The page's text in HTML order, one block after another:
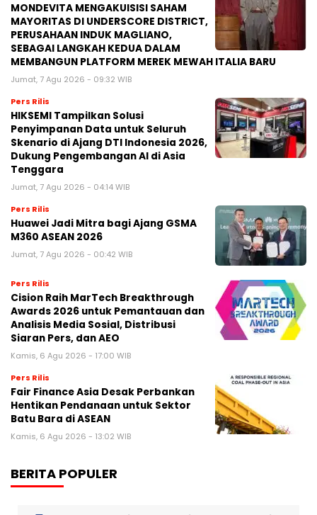
MONDEVITA MENGAKUISISI SAHAM
MAYORITAS DI UNDERSCORE DISTRICT,
PERUSAHAAN INDUK MAGLIANO,
SEBAGAI LANGKAH KEDUA DALAM
MEMBANGUN PLATFORM MEREK MEWAH ITALIA BARU
Jumat, 7 Agu 2026 - 09:32 WIB
Pers Rilis
HIKSEMI Tampilkan Solusi
Penyimpanan Data untuk Seluruh
Skenario di Ajang DTI Indonesia 2026,
Dukung Pengembangan AI di Asia
Tenggara
Jumat, 7 Agu 2026 - 04:14 WIB
Pers Rilis
Huawei Jadi Mitra bagi Ajang GSMA
M360 ASEAN 2026
Jumat, 7 Agu 2026 - 00:42 WIB
Pers Rilis
Cision Raih MarTech Breakthrough
Awards 2026 untuk Pemantauan dan
Analisis Media Sosial, Distribusi
Siaran Pers, dan AEO
Kamis, 6 Agu 2026 - 17:00 WIB
Pers Rilis
Fair Finance Asia Desak Perbankan
Hentikan Pendanaan untuk Sektor
Batu Bara di ASEAN
Kamis, 6 Agu 2026 - 13:02 WIB
BERITA POPULER